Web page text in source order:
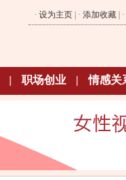
· 设为主页 | · 添加收藏 | ·
| 职场创业 | 情感关